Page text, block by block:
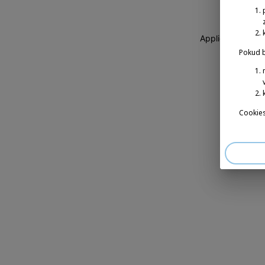
Application
Pokud